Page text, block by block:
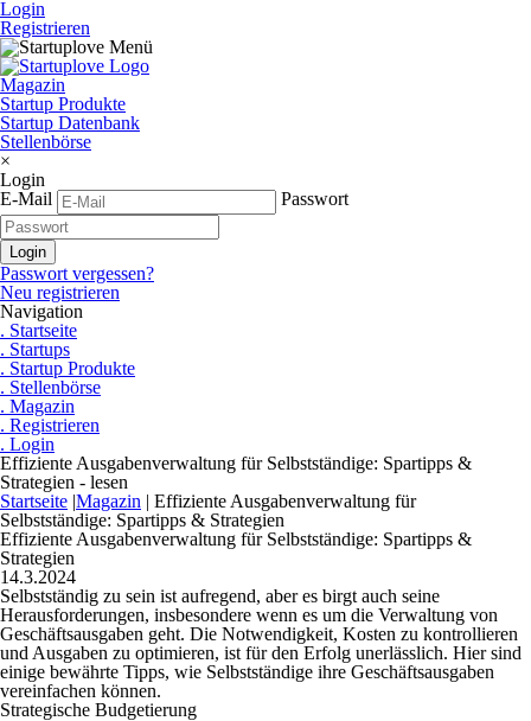
Login
Registrieren
Magazin
Startup Produkte
Startup Datenbank
Stellenbörse
×
Login
E-Mail
Passwort
Passwort vergessen?
Neu registrieren
Navigation
. Startseite
. Startups
. Startup Produkte
. Stellenbörse
. Magazin
. Registrieren
. Login
Effiziente Ausgabenverwaltung für Selbstständige: Spartipps &
Strategien - lesen
Startseite |Magazin | Effiziente Ausgabenverwaltung für
Selbstständige: Spartipps & Strategien
Effiziente Ausgabenverwaltung für Selbstständige: Spartipps &
Strategien
14.3.2024
Selbstständig zu sein ist aufregend, aber es birgt auch seine
Herausforderungen, insbesondere wenn es um die Verwaltung von
Geschäftsausgaben geht. Die Notwendigkeit, Kosten zu kontrollieren
und Ausgaben zu optimieren, ist für den Erfolg unerlässlich. Hier sind
einige bewährte Tipps, wie Selbstständige ihre Geschäftsausgaben
vereinfachen können.
Strategische Budgetierung